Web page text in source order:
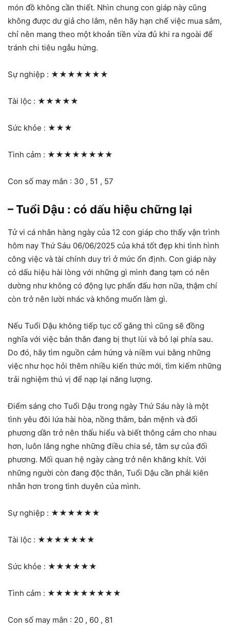
món đồ không cần thiết. Nhìn chung con giáp này cũng
không được dư giả cho lắm, nên hãy hạn chế việc mua sắm,
chỉ nên mang theo một khoản tiền vừa đủ khi ra ngoài để
tránh chi tiêu ngẫu hứng.
Sự nghiệp : ★★★★★★★
Tài lộc : ★★★★★
Sức khỏe : ★★★
Tình cảm : ★★★★★★★★
Con số may mắn : 30 , 51 , 57
– Tuổi Dậu : có dấu hiệu chững lại
Tử vi cá nhân hàng ngày của 12 con giáp cho thấy vận trình
hôm nay Thứ Sáu 06/06/2025 của khá tốt đẹp khi tình hình
công việc và tài chính duy trì ở mức ổn định. Con giáp này
có dấu hiệu hài lòng với những gì mình đang tạm có nên
dường như không có động lực phấn đấu hơn nữa, thậm chí
còn trở nên lười nhác và không muốn làm gì.
Nếu Tuổi Dậu không tiếp tục cố gắng thì cũng sẽ đồng
nghĩa với việc bản thân đang bị thụt lùi và bỏ lại phía sau.
Do đó, hãy tìm nguồn cảm hứng và niềm vui bằng những
việc như học hỏi thêm nhiều kiến thức mới, tìm kiếm những
trải nghiệm thú vị để nạp lại năng lượng.
Điểm sáng cho Tuổi Dậu trong ngày Thứ Sáu này là một
tình yêu đôi lứa hài hòa, nồng thắm, bản mệnh và đối
phương dần trở nên thấu hiểu và biết thông cảm cho nhau
hơn, luôn lắng nghe những điều chia sẻ, tâm sự của đối
phương. Mối quan hệ ngày càng trở nên khăng khít. Với
những người còn đang độc thân, Tuổi Dậu cần phải kiên
nhẫn hơn trong tình duyên của mình.
Sự nghiệp : ★★★★★★
Tài lộc : ★★★★★★★
Sức khỏe : ★★★★★★
Tình cảm : ★★★★★★★★★
Con số may mắn : 20 , 60 , 81